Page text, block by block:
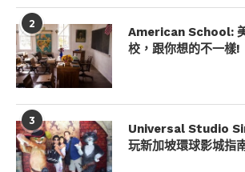
2
American School:
校，跟你想的不一樣!
3
Universal Studio
玩新加坡環球影城指